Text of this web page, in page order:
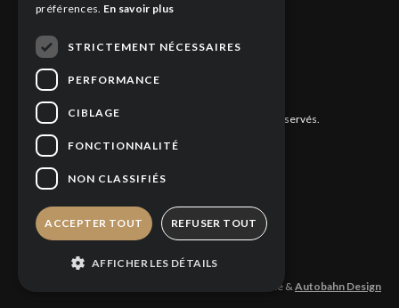
© 2026 Hôtel Quintessence. Tous droits réservés.
Politique de confidentialité
Politique relative aux témoins
Design et production: Hotel Quintessence & Autobahn Design
préférences. En savoir plus
STRICTEMENT NÉCESSAIRES
PERFORMANCE
CIBLAGE
FONCTIONNALITÉ
NON CLASSIFIÉS
ACCEPTER TOUT REFUSER TOUT
AFFICHER LES DÉTAILS